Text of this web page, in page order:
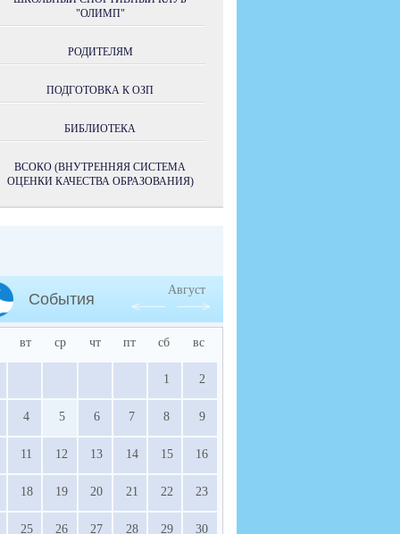
"ОЛИМП"
РОДИТЕЛЯМ
ПОДГОТОВКА К ОЗП
БИБЛИОТЕКА
ВСОКО (ВНУТРЕННЯЯ СИСТЕМА
ОЦЕНКИ КАЧЕСТВА ОБРАЗОВАНИЯ)
События
Август
вт ср чт пт сб вс
1 2
4 5 6 7 8 9
11 12 13 14 15 16
18 19 20 21 22 23
25 26 27 28 29 30